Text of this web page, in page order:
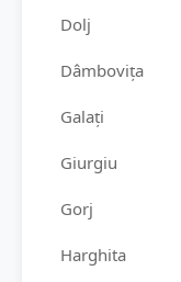
Dolj
Dâmbovița
Galați
Giurgiu
Gorj
Harghita